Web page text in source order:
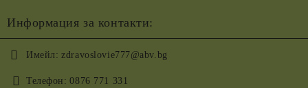
Информация за контакти:
Имейл: zdravoslovie777@abv.bg
Телефон: 0876 771 331